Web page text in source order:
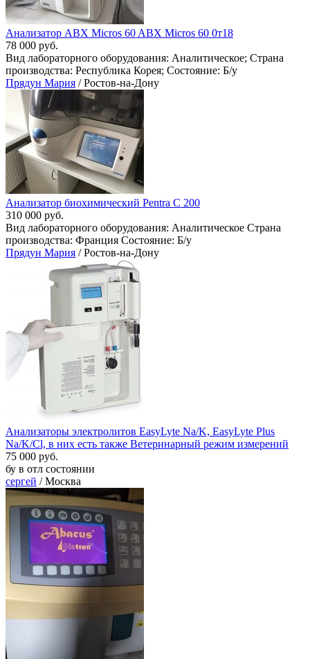
Анализатор ABX Micros 60 ABX Micros 60 0т18
78 000 руб.
Вид лабораторного оборудования: Аналитическое; Страна
производства: Республика Корея; Состояние: Б/у
Прядун Мария / Ростов-на-Дону
Анализатор биохимический Pentra С 200
310 000 руб.
Вид лабораторного оборудования: Аналитическое Страна
производства: Франция Состояние: Б/у
Прядун Мария / Ростов-на-Дону
Анализаторы электролитов EasyLyte Na/K, EasyLyte Plus
Na/K/Cl, в них есть также Ветеринарный режим измерений
75 000 руб.
бу в отл состоянии
сергей / Москва